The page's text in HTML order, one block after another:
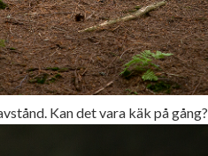
Kan det vara käk på gång?